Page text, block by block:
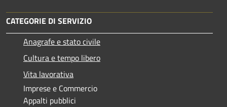
CATEGORIE DI SERVIZIO
Anagrafe e stato civile
Cultura e tempo libero
Vita lavorativa
Imprese e Commercio
Appalti pubblici